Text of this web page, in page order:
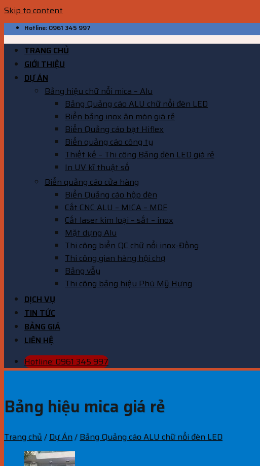
Skip to content
Hotline: 0961 345 997
TRANG CHỦ
GIỚI THIỆU
DỰ ÁN
Bảng hiệu chữ nổi mica – Alu
Bảng Quảng cáo ALU chữ nổi đèn LED
Biển bảng inox ăn mòn giá rẻ
Biển Quảng cáo bạt Hiflex
Biển quảng cáo công ty
Thiết kế – Thi công Bảng đèn LED giá rẻ
In UV kĩ thuật số
Biển quảng cáo cửa hàng
Biển Quảng cáo hộp đèn
Cắt CNC ALU – MICA – MDF
Cắt laser kim loại – sắt – inox
Mặt dựng Alu
Thi công biển QC chữ nổi inox-Đồng
Thi công gian hàng hội chợ
Bảng vẫy
Thi công bảng hiệu Phú Mỹ Hưng
DỊCH VỤ
TIN TỨC
BẢNG GIÁ
LIÊN HỆ
Hotline: 0961 345 997
Bảng hiệu mica giá rẻ
Trang chủ / Dự Án/ Bảng Quảng cáo ALU chữ nổi đèn LED